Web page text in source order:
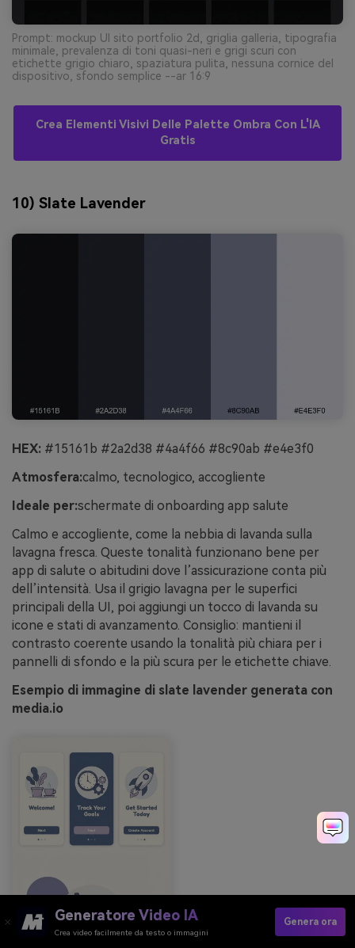
Prompt: mockup UI sito portfolio 2d, griglia galleria, tipografia
minimale, prevalenza di toni quasi-neri e grigi scuri con
etichette grigio chiaro, spaziatura pulita, nessuna cornice del
dispositivo, sfondo semplice --ar 16:9
Crea Elementi Visivi Delle Palette Ombra Con L'IA
Gratis
10) Slate Lavender
HEX: #15161b #2a2d38 #4a4f66 #8c90ab #e4e3f0
Atmosfera:calmo, tecnologico, accogliente
Ideale per:schermate di onboarding app salute
Calmo e accogliente, come la nebbia di lavanda sulla
lavagna fresca. Queste tonalità funzionano bene per
app di salute o abitudini dove l’assicurazione conta più
dell’intensità. Usa il grigio lavagna per le superfici
principali della UI, poi aggiungi un tocco di lavanda su
icone e stati di avanzamento. Consiglio: mantieni il
contrasto coerente usando la tonalità più chiara per i
pannelli di sfondo e la più scura per le etichette chiave.
Esempio di immagine di slate lavender generata con
media.io
Generatore Video IA
Crea video facilmente da testo o immagini
Genera ora